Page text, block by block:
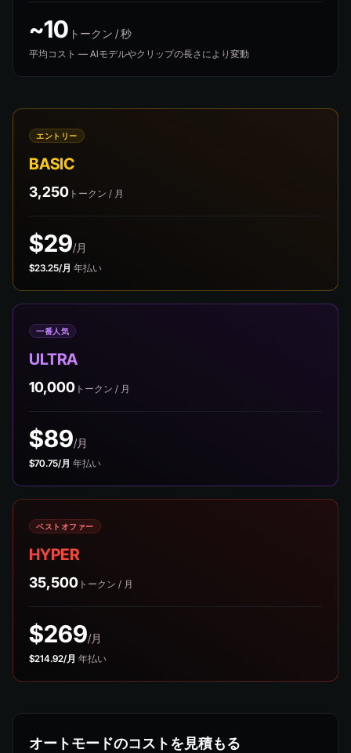
~10 トークン / 秒
平均コスト — AIモデルやクリップの長さにより変動
エントリー
BASIC
3,250 トークン / 月
$29/月
$23.25/月 年払い
一番人気
ULTRA
10,000 トークン / 月
$89/月
$70.75/月 年払い
ベストオファー
HYPER
35,500 トークン / 月
$269/月
$214.92/月 年払い
オートモードのコストを見積もる